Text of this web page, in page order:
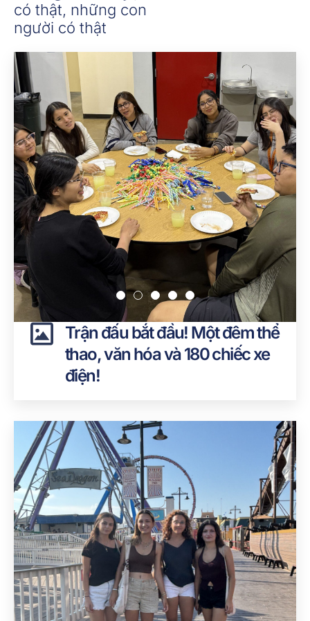
có thật, những con
người có thật
Trận đấu bắt đầu! Một đêm thể
thao, văn hóa và 180 chiếc xe
điện!